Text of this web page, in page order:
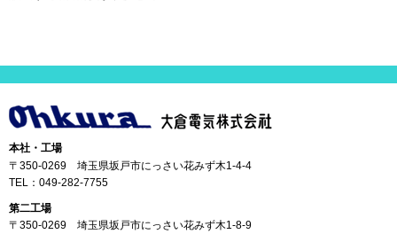
本社・工場
〒350-0269 埼玉県坂戸市にっさい花みず木1-4-4
TEL： 049-282-7755
第二工場
〒350-0269 埼玉県坂戸市にっさい花みず木1-8-9